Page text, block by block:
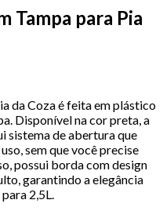
Tampa para Pia
da Coza é feita em plástico
Disponível na cor preta, a
sistema de abertura que
sem que você precise
possui borda com design
garantindo a elegância
2,5L.